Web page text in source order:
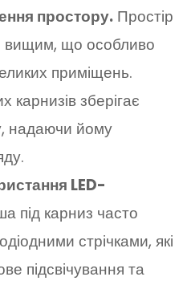
простору. Простір
вищим, що особливо
приміщень.
карнизів зберігає
надаючи йому
LED-
під карниз часто
стрічками, які
підсвічування та